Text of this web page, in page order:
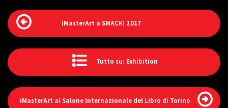
iMasterArt a SMACK! 2017
Tutto su: Exhibition
iMasterArt al Salone Internazionale del Libro di Torino